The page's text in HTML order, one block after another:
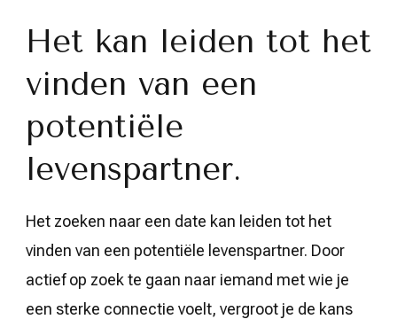
Het kan leiden tot het
vinden van een
potentiële
levenspartner.
Het zoeken naar een date kan leiden tot het
vinden van een potentiële levenspartner. Door
actief op zoek te gaan naar iemand met wie je
een sterke connectie voelt, vergroot je de kans